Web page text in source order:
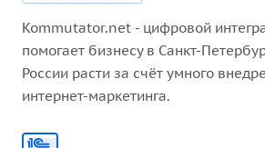
Kommutator.net - цифровой
помогает бизнесу в Санкт-
России расти за счёт умного
интернет-маркетинга.